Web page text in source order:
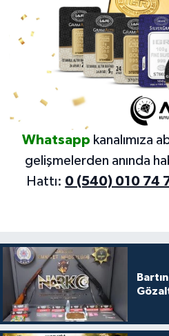
Whatsapp kanalımıza
gelişmelerden anında
Hattı: 0 (540) 010 74